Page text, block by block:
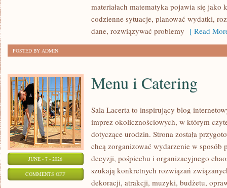
materiałach matematyka pojawia się
codzienne sytuacje, planować wydatki,
dane, rozwiązywać problemy [ Read
POSTED BY ADMIN
JUNE - 7 - 2026
COMMENTS OFFON
Menu i Catering
Sala Lacerta to inspirujący blog
imprez okolicznościowych, w którym
dotyczące urodzin. Strona została
chcą zorganizować wydarzenie w sposób
decyzji, pośpiechu i organizacyjnego
szukają konkretnych rozwiązań
dekoracji, atrakcji, muzyki, budżetu,